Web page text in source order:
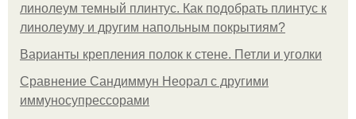
линолеум темный плинтус. Как подобрать плинтус к
линолеуму и другим напольным покрытиям?
Варианты крепления полок к стене. Петли и уголки
Сравнение Сандиммун Неорал с другими
иммуносупрессорами